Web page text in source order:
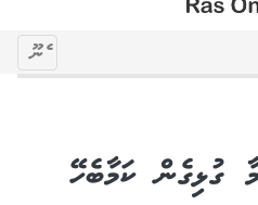
މެނޫ
ގުޅިގެން ކަމާބެހޭ